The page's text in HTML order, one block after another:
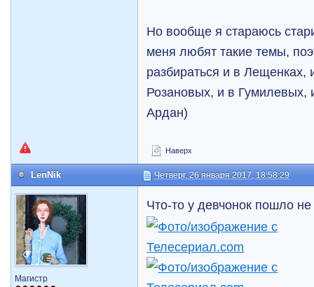
Но вообще я стараюсь
меня любят такие темы,
разбираться и в Лещенках,
Розановых, и в
Ардан)
Наверх
LenNik Четверг, 26 января 2017, 18:58:29
Магистр
Что-то у девчонок пошло